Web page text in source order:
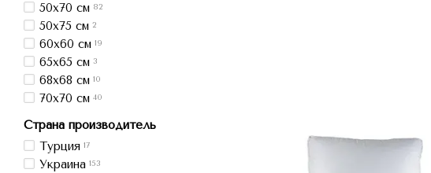
50x70 см 82
50x75 см 2
60x60 см 19
65x65 см 3
68x68 см 10
70x70 см 40
Страна производитель
Турция 17
Украина 153